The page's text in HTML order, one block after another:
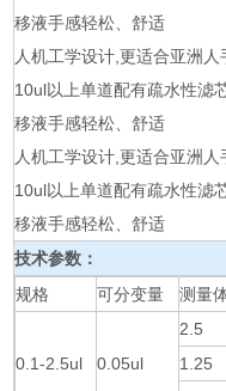
移液手感轻松、舒适
人机工学设计,更适合亚洲
10ul以上单道配有疏水性滤
移液手感轻松、舒适
人机工学设计,更适合亚洲
10ul以上单道配有疏水性滤
移液手感轻松、舒适
技术参数：
规格
可分变量 测量
0.1-2.5ul 0.05ul
2.5
1.25